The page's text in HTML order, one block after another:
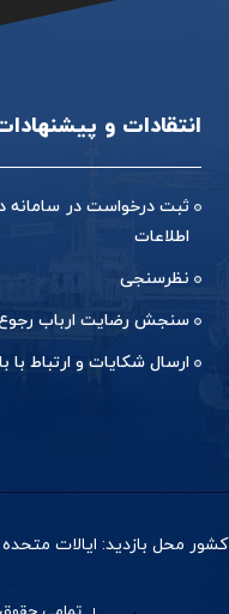
انتقادات و
ثبت درخواست در سامانه
اطلاعات
نظرسنجی
سنجش رضایت ارباب
ارسال شکایات و ارتباط با
کشور محل بازدید: ایالات متحده